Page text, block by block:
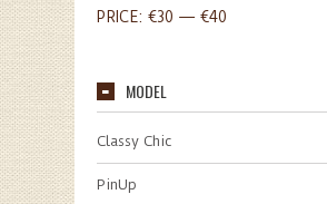
PRICE: €30 — €40
MODEL
Classy Chic
PinUp